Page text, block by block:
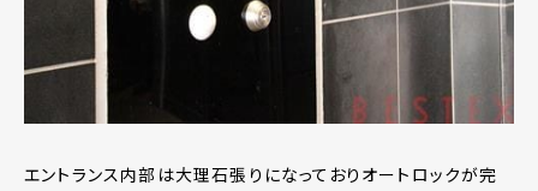
エントランス内部は大理石張りになっておりオートロックが完